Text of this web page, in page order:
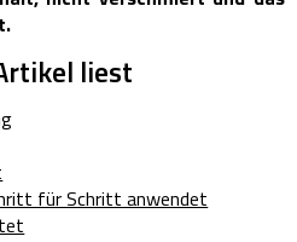
liest
für Schritt anwendet